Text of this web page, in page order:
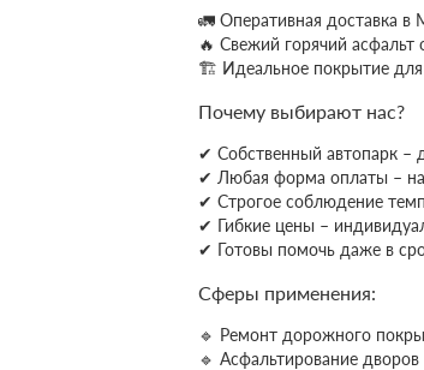
🚛 Оперативная доставка в
🔥 Свежий горячий асфальт
🏗 Идеальное покрытие для
Почему выбирают нас?
✔ Собственный автопарк –
✔ Любая форма оплаты –
✔ Строгое соблюдение
✔ Гибкие цены –
✔ Готовы помочь даже в
Сферы применения:
🔹 Ремонт дорожного
🔹 Асфальтирование дворов